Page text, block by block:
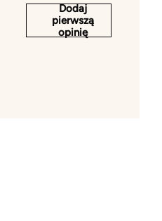
Dodaj
pierwszą
opinię